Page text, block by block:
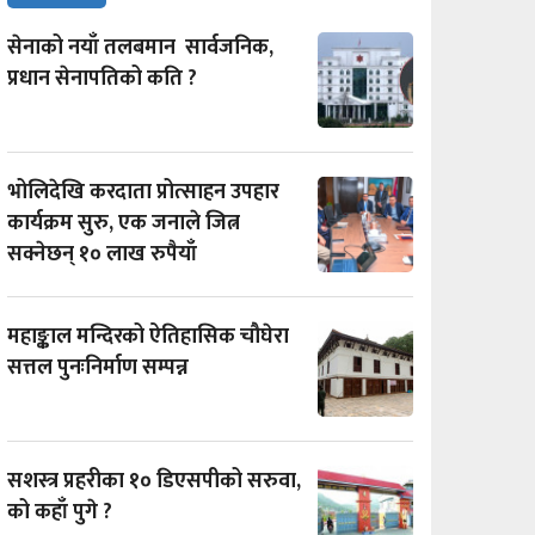
सेनाको नयाँ तलबमान सार्वजनिक,
प्रधान सेनापतिको कति ?
भोलिदेखि करदाता प्रोत्साहन उपहार
कार्यक्रम सुरु, एक जनाले जित्न
सक्नेछन् १० लाख रुपैयाँ
महाङ्काल मन्दिरको ऐतिहासिक चौघेरा
सत्तल पुनःनिर्माण सम्पन्न
सशस्त्र प्रहरीका १० डिएसपीको सरुवा,
को कहाँ पुगे ?